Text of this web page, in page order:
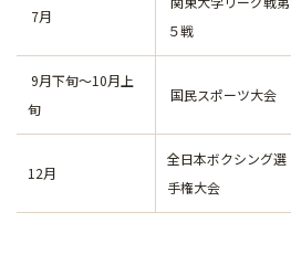
7月
５戦
9月下旬～10月上
旬
国民スポーツ大会
12月
全日本ボクシング選
手権大会